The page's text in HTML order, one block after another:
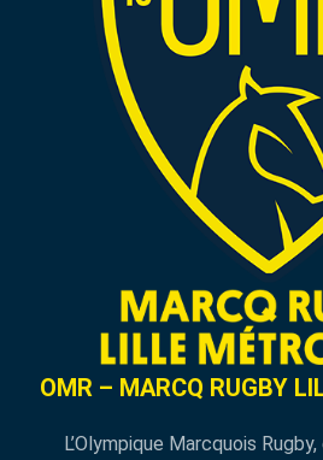
OMR – MARCQ RUGBY
L’Olympique Marcquois